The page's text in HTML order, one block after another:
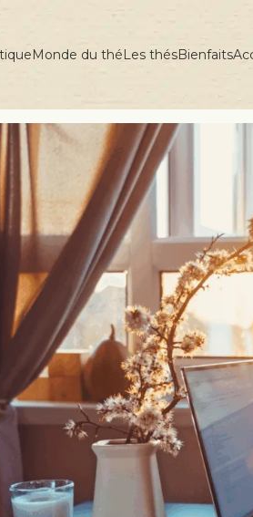
Monde du théLes thésBienfaits